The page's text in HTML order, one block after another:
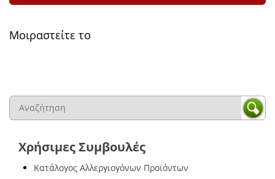
Μοιραστείτε το
Χρήσιμες Συμβουλές
Κατάλογος Αλλεργιογόνων Προϊόντων